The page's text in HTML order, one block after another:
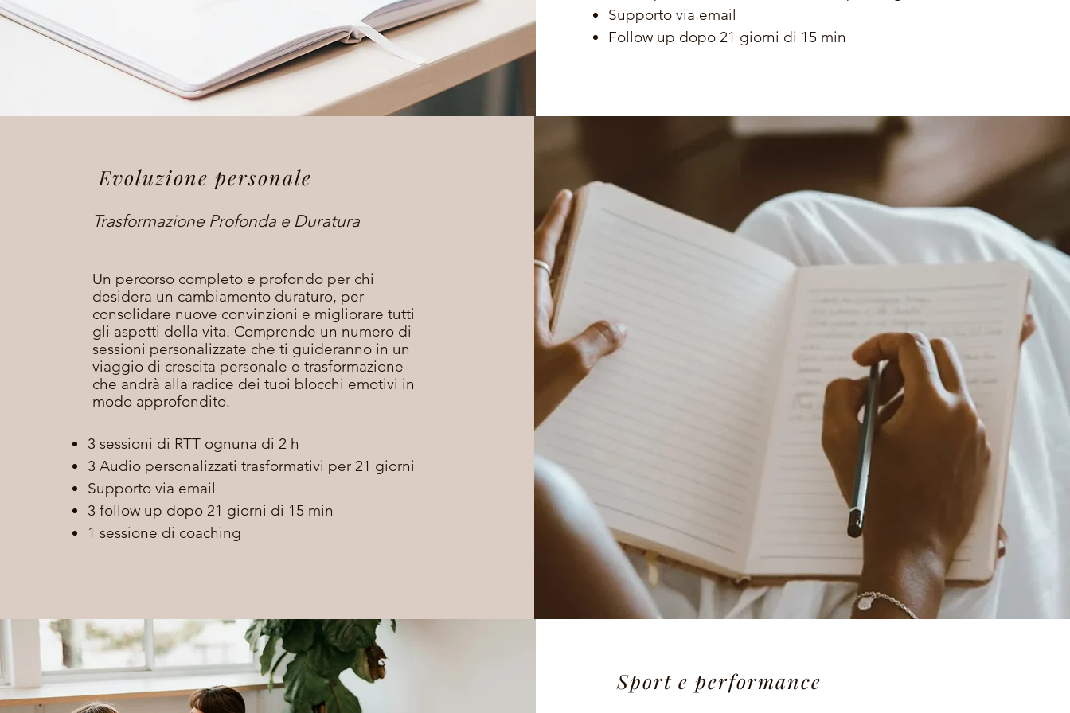
Supporto via email
Follow up dopo 21 giorni di 15 min
Evoluzione personale
Trasformazione Profonda e Duratura
Un percorso completo e profondo per chi
desidera un cambiamento duraturo, per
consolidare nuove convinzioni e migliorare tutti
gli aspetti della vita. Comprende un numero di
sessioni personalizzate che ti guideranno in un
viaggio di crescita personale e trasformazione
che andrà alla radice dei tuoi blocchi emotivi in
modo approfondito.
3 sessioni di RTT ognuna di 2 h
3 Audio personalizzati trasformativi per 21 giorni
Supporto via email
3 follow up dopo 21 giorni di 15 min
1 sessione di coaching
Sport e performance